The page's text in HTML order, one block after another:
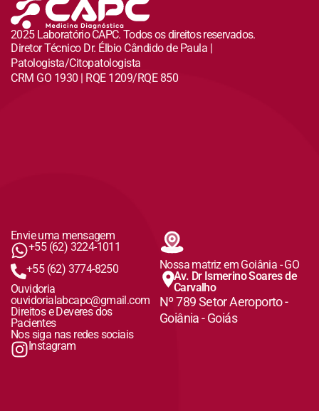
2025 Laboratório CAPC. Todos os direitos reservados.
Diretor Técnico Dr. Élbio Cândido de Paula |
Patologista/Citopatologista
CRM GO 1930 | RQE 1209/RQE 850
Envie uma mensagem
+55 (62) 3224-1011
+55 (62) 3774-8250
Ouvidoria
ouvidorialabcapc@gmail.com
Direitos e Deveres dos
Pacientes
Nos siga nas redes sociais
Instagram
Nossa matriz em Goiânia - GO
Av. Dr Ismerino Soares de
Carvalho
Nº 789 Setor Aeroporto -
Goiânia - Goiás